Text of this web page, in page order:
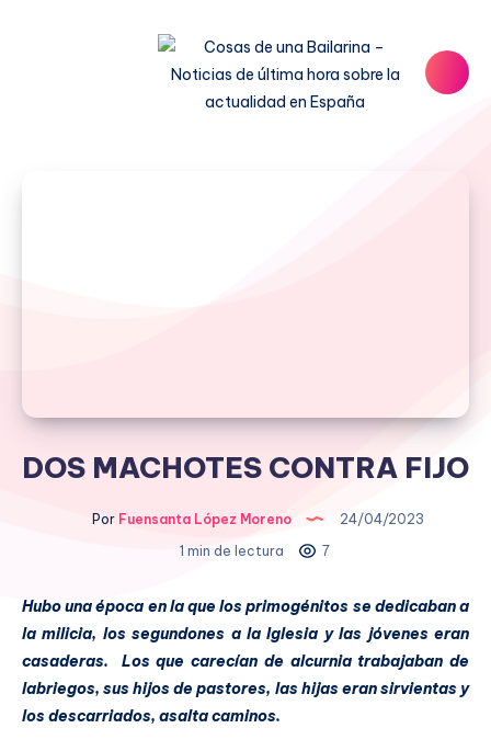
DOS MACHOTES CONTRA FIJO
Por Fuensanta López Moreno
24/04/2023
1 min de lectura
7
Hubo una época en la que los primogénitos se dedicaban a
la milicia, los segundones a la Iglesia y las jóvenes eran
casaderas. Los que carecían de alcurnia trabajaban de
labriegos, sus hijos de pastores, las hijas eran sirvientas y
los descarriados, asalta caminos.